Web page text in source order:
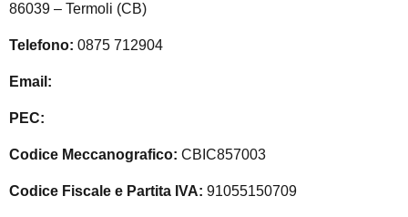
86039 – Termoli (CB)
Telefono: 0875 712904
Email:
PEC:
Codice Meccanografico: CBIC857003
Codice Fiscale e Partita IVA: 91055150709